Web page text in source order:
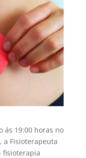
ás 19:00 horas no
a Fisioterapeuta
fisioterapia